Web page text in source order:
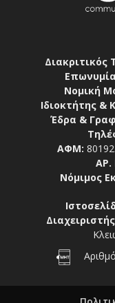
Διακριτικός
Νομική
Ιδιοκτήτης &
Έδρα &
ΑΦΜ:
ΑΡ.
Νόμιμος